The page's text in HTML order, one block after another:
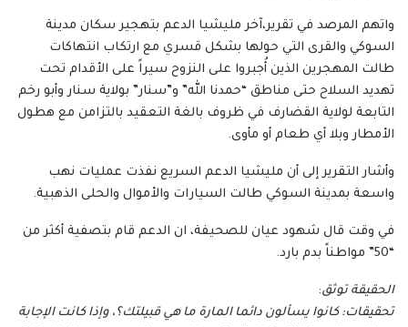
واتهم المرصد في تقرير،آخر مليشيا الدعم بتهجير سكان مدينة
السوكي والقرى التي حولها بشكل قسري مع ارتكاب انتهاكات
طالت المهجرين الذين أُجبروا على النزوح سيراً على الأقدام تحت
تهديد السلاح حتى مناطق “حمدنا الله” و”سنار” بولاية سنار وأبو رخم
التابعة لولاية القضارف في ظروف بالغة التعقيد بالتزامن مع هطول
الأمطار وبلا أي طعام أو مأوى.
وأشار التقرير إلى أن مليشيا الدعم السريع نفذت عمليات نهب
واسعة بمدينة السوكي طالت السيارات والأموال والحلى الذهبية.
في وقت قال شهود عيان للصحيفة، ان الدعم قام بتصفية أكثر من
“50” مواطناً بدم بارد.
الحقيقة توثق:
تحقيقات: كانوا يسألون دائما المارة ما هي قبيلتك؟، وإذا كانت الإجابة